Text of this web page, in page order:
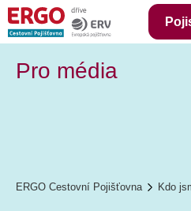
Pro média
ERGO Cestovní Pojišťovna Kdo